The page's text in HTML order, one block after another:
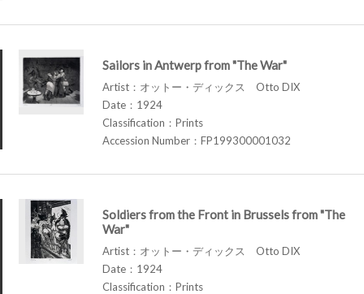
Sailors in Antwerp from "The War"
Artist：オットー・ディックス Otto DIX
Date：1924
Classification：Prints
Accession Number：FP199300001032
Soldiers from the Front in Brussels from "The
War"
Artist：オットー・ディックス Otto DIX
Date：1924
Classification：Prints